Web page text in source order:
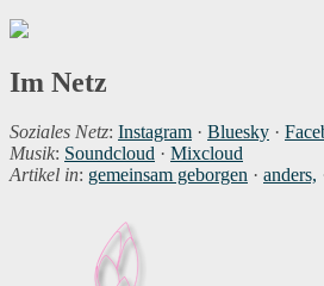
Im Netz
Soziales Netz: Instagram · Bluesky ·
Musik: Soundcloud · Mixcloud
Artikel in: gemeinsam geborgen · anders,